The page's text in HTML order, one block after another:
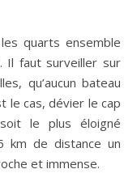
quarts ensemble
Il faut surveiller sur
qu’aucun bateau
le cas, dévier le cap
le plus éloigné
km de distance un
et immense.